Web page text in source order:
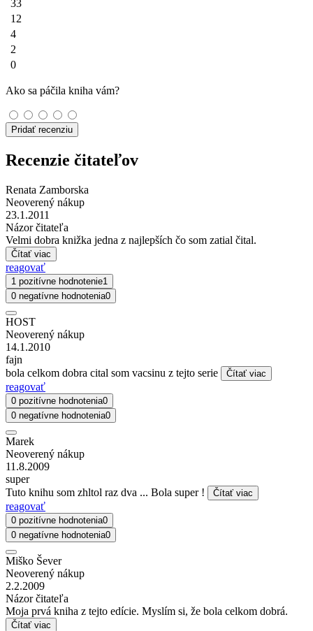
33
12
4
2
0
Ako sa páčila kniha vám?
Pridať recenziu
Recenzie čitateľov
Renata Zamborska
Neoverený nákup
23.1.2011
Názor čitateľa
Velmi dobra knižka jedna z najlepších čo som zatial čital.
Čítať viac
reagovať
1 pozitívne hodnotenie1
0 negatívne hodnotenia0
HOST
Neoverený nákup
14.1.2010
fajn
bola celkom dobra cital som vacsinu z tejto serie
Čítať viac
reagovať
0 pozitívne hodnotenia0
0 negatívne hodnotenia0
Marek
Neoverený nákup
11.8.2009
super
Tuto knihu som zhltol raz dva ... Bola super !
Čítať viac
reagovať
0 pozitívne hodnotenia0
0 negatívne hodnotenia0
Miško Šever
Neoverený nákup
2.2.2009
Názor čitateľa
Moja prvá kniha z tejto edície. Myslím si, že bola celkom dobrá.
Čítať viac